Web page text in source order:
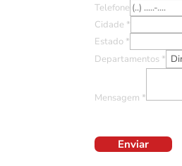
Telefone
Cidade *
Estado *
Departamentos *
Mensagem *
Enviar